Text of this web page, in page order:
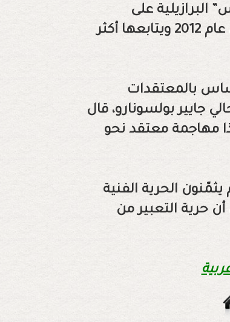
البرازيلية على
يوتيوب، وهي قناة للكوميديا أسسها خمسة فنانين عام 2012 ويتابعها أكثر
بالمعتقدات
جايير بولسونارو، قال
مهاجمة معتقد نحو
الحرية الفنية
حرية التعبير من